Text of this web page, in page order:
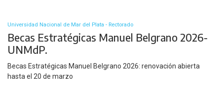
Universidad Nacional de Mar del Plata - Rectorado
Becas Estratégicas Manuel Belgrano 2026-
UNMdP.
Becas Estratégicas Manuel Belgrano 2026: renovación abierta
hasta el 20 de marzo